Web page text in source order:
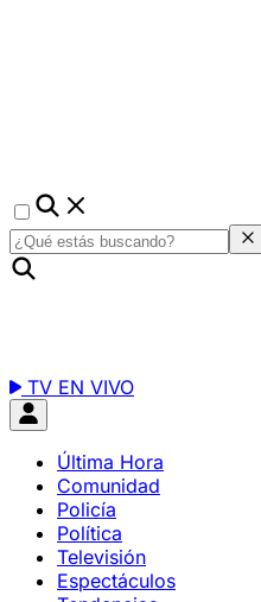
TV EN VIVO
Última Hora
Comunidad
Policía
Política
Televisión
Espectáculos